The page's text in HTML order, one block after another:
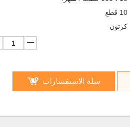
10 قطع
كرتون
سلة الاستفسارات